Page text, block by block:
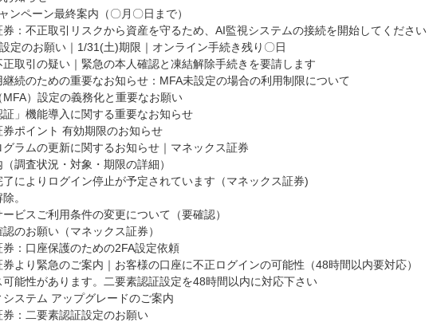
ンペーン最終案内（〇月〇日まで）
券：不正取引リスクから資産を守るため、AI監視システムの接続を開始してください
定のお願い｜1/31(土)期限｜オンライン手続き残り〇日
正取引の疑い｜緊急の本人確認と凍結解除手続きを要請します
継続のための重要なお知らせ：MFA未設定の場合の利用制限について
MFA）設定の義務化と重要なお願い
証」機能導入に関する重要なお知らせ
券ポイント 有効期限のお知らせ
グラムの更新に関するお知らせ｜マネックス証券
（調査状況・対象・期限の詳細）
了によりログイン停止が予定されています（マネックス証券)
。
ービスご利用条件の変更について（要確認）
のお願い（マネックス証券）
券：口座保護のための2FA設定依頼
券より緊急のご案内｜お客様の口座に不正ログインの可能性（48時間以内要対応）
可能性があります。二要素認証設定を48時間以内に対応下さい
システム アップグレードのご案内
券：二要素認証設定のお願い